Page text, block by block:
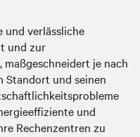
und verlässliche
und zur
je nach
Standort und seinen
und
Rechenzentren zu